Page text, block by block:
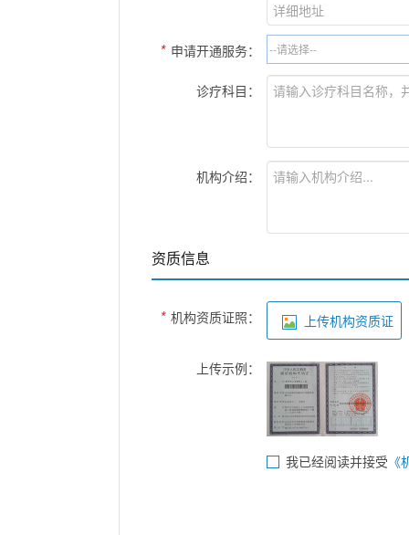
* 申请开通服务：
诊疗科目：
机构介绍：
资质信息
* 机构资质证照： 上传机构资质证
上传示例：
我已经阅读并接受